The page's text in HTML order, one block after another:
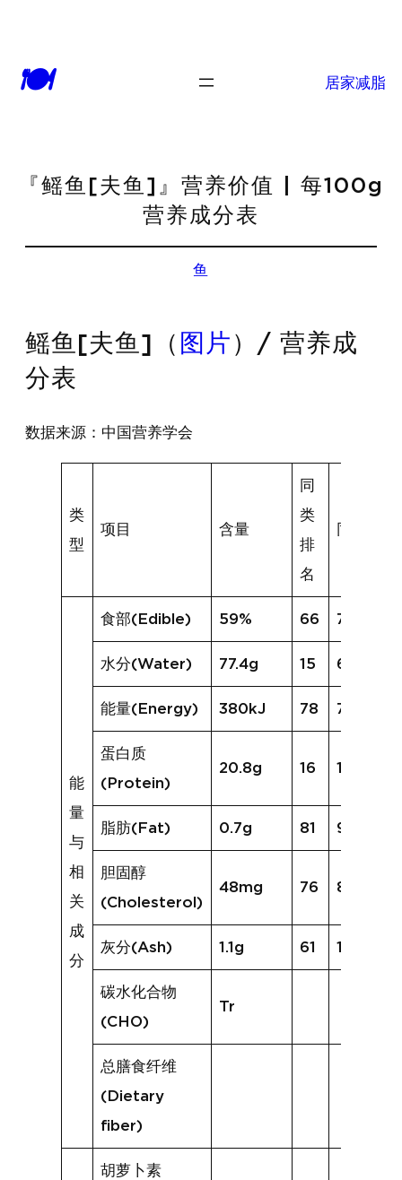
🍽 居家减脂
『鳐鱼[夫鱼]』营养价值 | 每100g
营养成分表
鱼
鳐鱼[夫鱼]（ 图片 ）/ 营养成
分表
数据来源：中国营养学会
类
型
项目 含量
同
类
排
名
同类均值
能
量
与
相
关
成
分
食部(Edible) 59% 66 74%
水分(Water) 77.4g 15 67.0g
能量(Energy) 380kJ 78 720kJ
蛋白质
(Protein)
20.8g 16 19.4g
脂肪(Fat) 0.7g 81 9.1g
胆固醇
(Cholesterol)
48mg 76 82mg
灰分(Ash) 1.1g 61 1.7g
碳水化合物
(CHO)
Tr
总膳食纤维
(Dietary
fiber)
胡萝卜素